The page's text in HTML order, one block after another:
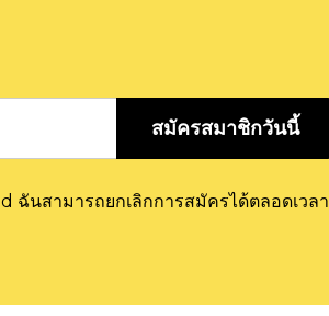
สมัครสมาชิกวันนี้
ฉันสามารถยกเลิกการสมัครได้ตลอดเวลา